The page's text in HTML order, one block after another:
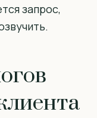
запрос,